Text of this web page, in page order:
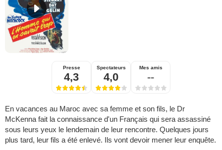
Presse
4,3
Spectateurs
4,0
Mes amis
--
En vacances au Maroc avec sa femme et son fils, le Dr
McKenna fait la connaissance d'un Français qui sera assassiné
sous leurs yeux le lendemain de leur rencontre. Quelques jours
plus tard, leur fils a été enlevé. Ils vont devoir mener leur enquête.